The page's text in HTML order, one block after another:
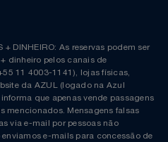
+ DINHEIRO: As reservas podem ser
dinheiro pelos canais de
11 4003-1141), lojas físicas,
da AZUL (logado na Azul
que apenas vende passagens
mencionados. Mensagens falsas
via e-mail por pessoas não
e-mails para concessão de